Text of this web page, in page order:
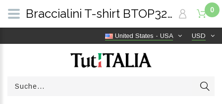
USD
United States - USA
0
Braccialini T-shirt BTOP320-XX-001 | TutITALIA